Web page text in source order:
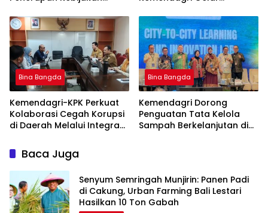
Transmigrasi
Banjir Melalui Program
FMNJP di Brebes
Bina Bangda
Kemendagri-KPK Perkuat
Kolaborasi Cegah Korupsi
di Daerah Melalui Integrasi
Bina Bangda
Kemendagri Dorong
Penguatan Tata Kelola
Sampah Berkelanjutan di
Baca Juga
Senyum Semringah Munjirin: Panen Padi
di Cakung, Urban Farming Bali Lestari
Hasilkan 10 Ton Gabah